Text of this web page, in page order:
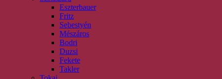
Eszterbauer
Fritz
Sebestyén
Mészáros
Bodri
Duzsi
Fekete
Takler